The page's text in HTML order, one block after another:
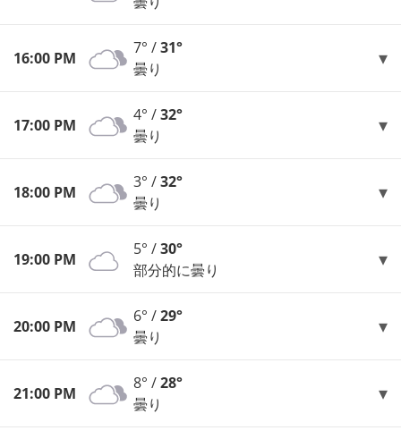
16:00 PM
7° /31°
曇り
17:00 PM
4° /32°
曇り
18:00 PM
3° /32°
曇り
19:00 PM
5° /30°
部分的に曇り
20:00 PM
6° /29°
曇り
21:00 PM
8° /28°
曇り